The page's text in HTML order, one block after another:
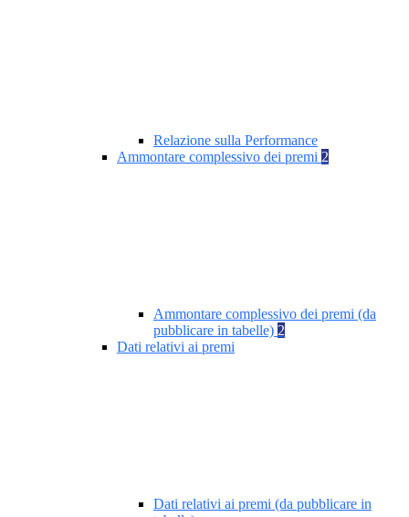
Relazione sulla Performance
Ammontare complessivo dei premi 2
Ammontare complessivo dei premi (da
pubblicare in tabelle) 2
Dati relativi ai premi
Dati relativi ai premi (da pubblicare in